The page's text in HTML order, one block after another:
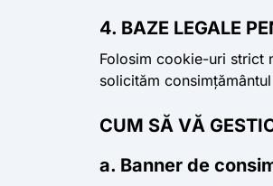
4. BAZE LEGALE
Folosim cookie-uri strict
solicităm
CUM SĂ VĂ
a. Banner de